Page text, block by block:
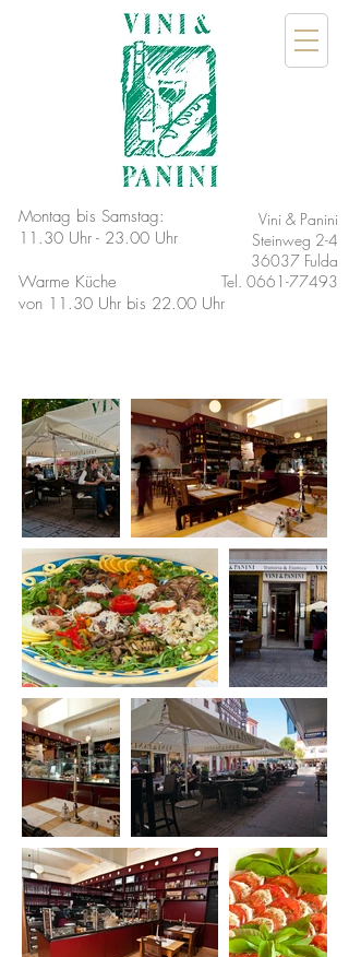
Montag bis Samstag:
11.30 Uhr - 23.00 Uhr
Warme Küche
von 11.30 Uhr bis 22.00 Uhr
Vini & Panini
Steinweg 2-4
36037 Fulda
Tel. 0661-77493